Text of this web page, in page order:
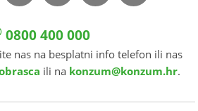
0800 400 000
nas na besplatni info telefon ili nas
ili na konzum@konzum.hr.